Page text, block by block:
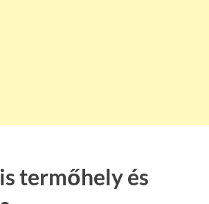
termőhely és